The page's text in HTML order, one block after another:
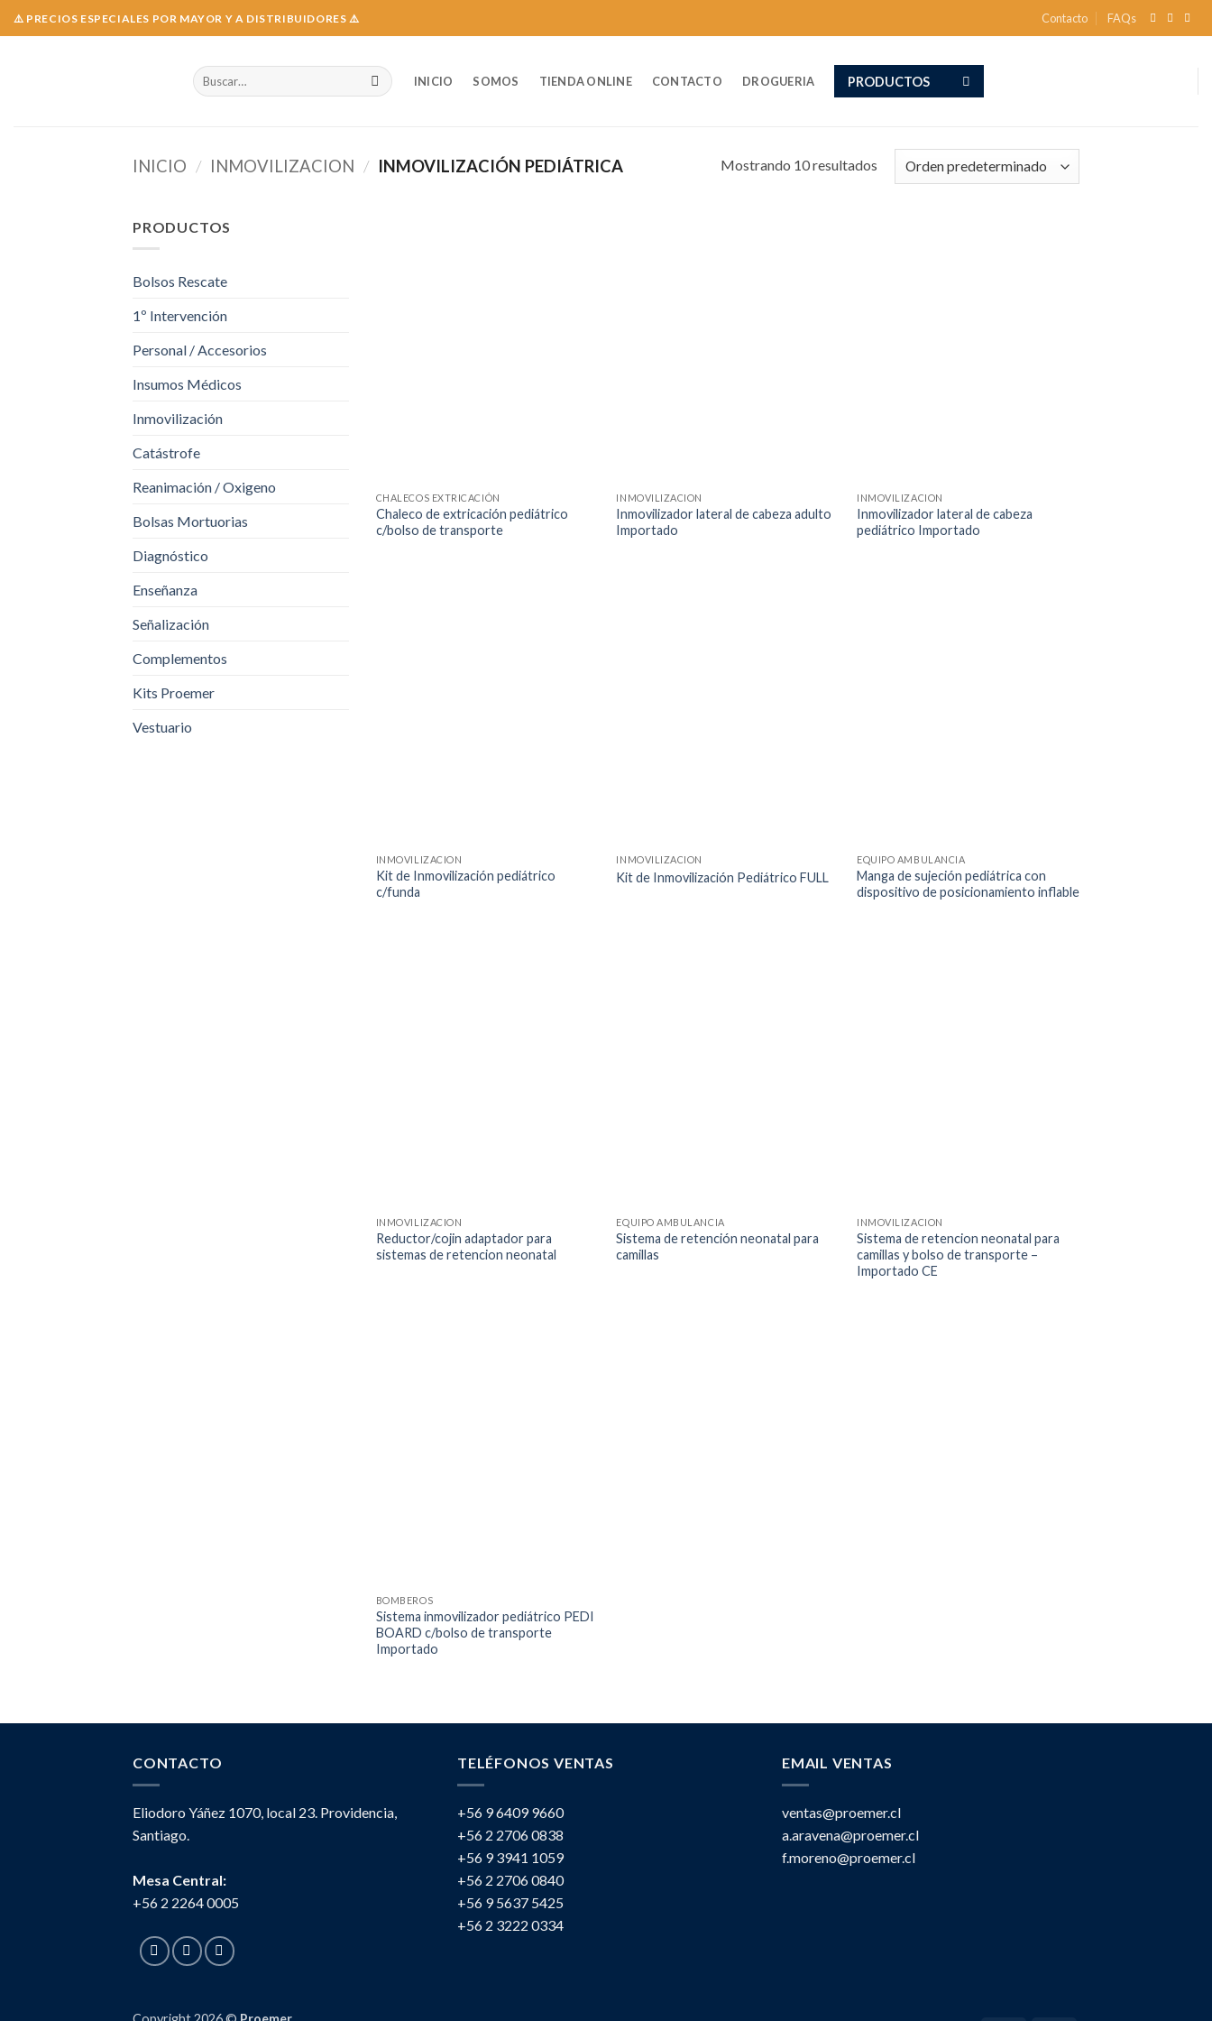
Skip
to
⚠️ PRECIOS ESPECIALES POR MAYOR Y A DISTRIBUIDORES ⚠️ Contacto FAQs
Buscar
por:
INICIO SOMOS TIENDA ONLINE CONTACTO DROGUERIA PRODUCTOS
INICIO / INMOVILIZACION / INMOVILIZACIÓN PEDIÁTRICA Mostrando 10 resultados
PRODUCTOS
Bolsos Rescate
1º Intervención
Personal / Accesorios
Insumos Médicos
Inmovilización
Catástrofe
Reanimación / Oxigeno
Bolsas Mortuorias
Diagnóstico
Enseñanza
Señalización
Complementos
Kits Proemer
Vestuario
CHALECOS EXTRICACIÓN
Chaleco de extricación pediátrico
c/bolso de transporte
INMOVILIZACION
Inmovilizador lateral de cabeza adulto
Importado
INMOVILIZACION
Inmovilizador lateral de cabeza
pediátrico Importado
INMOVILIZACION
Kit de Inmovilización pediátrico
c/funda
INMOVILIZACION
Kit de Inmovilización Pediátrico FULL
EQUIPO AMBULANCIA
Manga de sujeción pediátrica con
dispositivo de posicionamiento inflable
INMOVILIZACION
Reductor/cojin adaptador para
sistemas de retencion neonatal
EQUIPO AMBULANCIA
Sistema de retención neonatal para
camillas
INMOVILIZACION
Sistema de retencion neonatal para
camillas y bolso de transporte –
Importado CE
BOMBEROS
Sistema inmovilizador pediátrico PEDI
BOARD c/bolso de transporte
Importado
CONTACTO
Eliodoro Yáñez 1070, local 23. Providencia,
Santiago.
Mesa Central:
+56 2 2264 0005
TELÉFONOS VENTAS
+56 9 6409 9660
+56 2 2706 0838
+56 9 3941 1059
+56 2 2706 0840
+56 9 5637 5425
+56 2 3222 0334
EMAIL VENTAS
ventas@proemer.cl
a.aravena@proemer.cl
f.moreno@proemer.cl